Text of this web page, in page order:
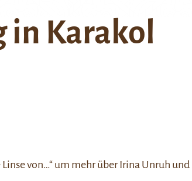
in Karakol
von…“um mehr über Irina Unruh und